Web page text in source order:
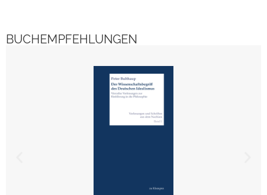
BUCHEMPFEHLUNGEN